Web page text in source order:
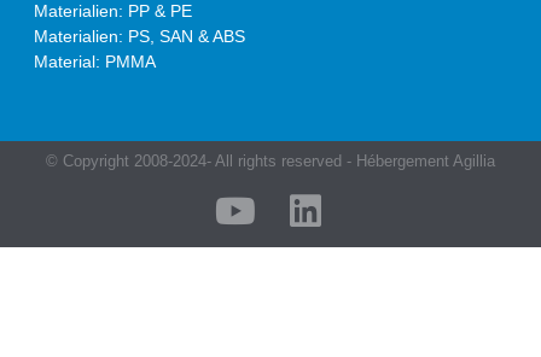
Materialien: PP & PE
Materialien: PS, SAN & ABS
Material: PMMA
© Copyright 2008-2024- All rights reserved - Hébergement Agillia